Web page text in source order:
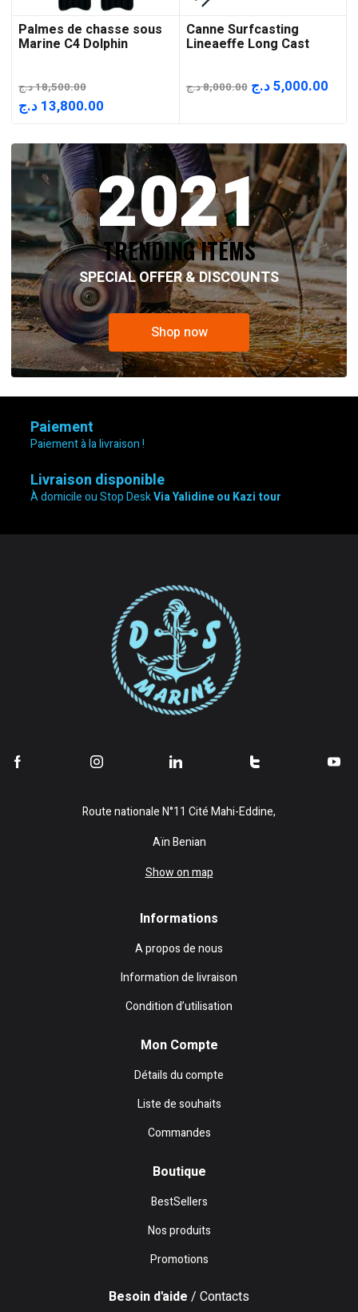
Palmes de chasse sous
Marine C4 Dolphin
18,500.00د.ج
Le
initial
était :
18,500.00 د.ج.
13,800.00 د.ج
actuel
est :
13,800.00 د.ج.
Canne Surfcasting
Lineaeffe Long Cast
8,000.00د.ج
Le
était :
8,000.00 د.ج.
5,000.00د.ج
Le
est :
2021
TRENDING ITEMS
SPECIAL OFFER & DISCOUNTS
Shop now
Paiement
Paiement à la livraison !
Livraison disponible
À domicile ou Stop DeskVia Yalidine ou Kazi tour
Route nationale N°11 Cité Mahi-Eddine,
Aïn Benian
Show on map
Informations
A propos de nous
Information de livraison
Condition d’utilisation
Mon Compte
Détails du compte
Liste de souhaits
Commandes
Boutique
BestSellers
Nos produits
Promotions
Besoin d'aide / Contacts